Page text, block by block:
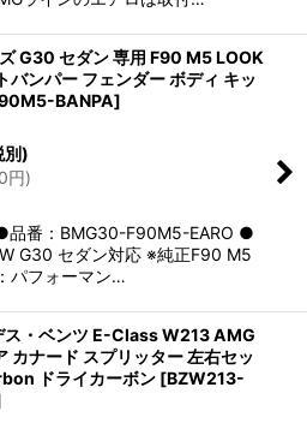
G30 セダン 専用 F90 M5 LOOK
バンパー フェンダー ボディ キッ
BANPA]
別)
円)
番：BMG30-F90M5-EARO ●
G30 セダン対応 ※純正F90 M5
パフォーマン…
ス・ベンツ E-Class W213 AMG
カナード スプリッター 左右セッ
ドライカーボン [BZW213-